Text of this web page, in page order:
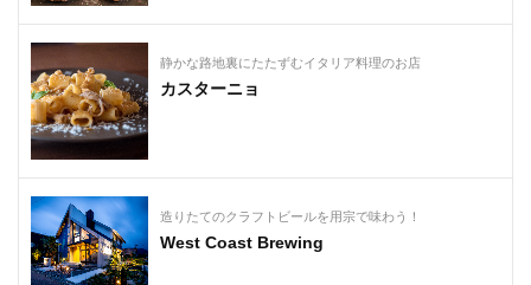
静かな路地裏にたたずむイタリア料理のお店
カスターニョ
造りたてのクラフトビールを用宗で味わう！
West Coast Brewing